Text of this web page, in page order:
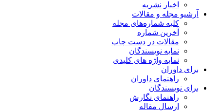
اخبار نشریه
آرشیو مجله و مقالات
کلیه شماره‌های مجله
آخرین شماره
مقالات در دست چاپ
نمایه نویسندگان
نمایه واژه های کلیدی
برای داوران
راهنمای داوران
برای نویسندگان
راهنمای نگارش
ارسال مقاله